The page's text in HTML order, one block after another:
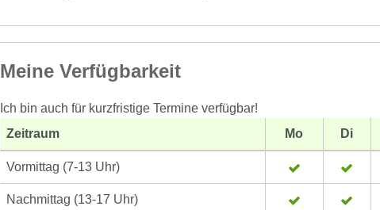
Meine Verfügbarkeit
Ich bin auch für kurzfristige Termine verfügbar!
Zeitraum
Mo Di
Vormittag (7-13 Uhr)
Nachmittag (13-17 Uhr)